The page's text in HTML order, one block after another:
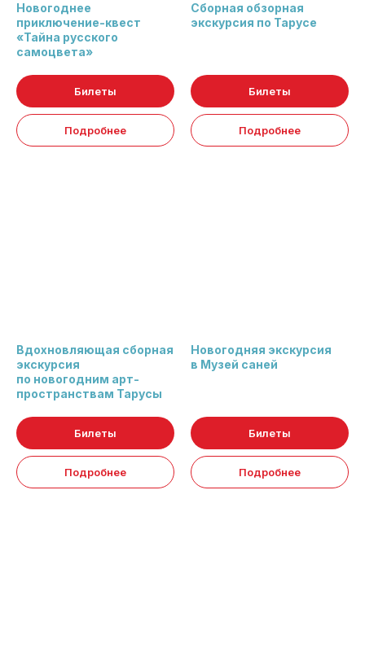
Новогоднее
приключение-квест
«Тайна русского
самоцвета»
Билеты
Подробнее
Сборная обзорная
экскурсия по Тарусе
Билеты
Подробнее
Вдохновляющая сборная
экскурсия
по новогодним арт-
пространствам Тарусы
Билеты
Подробнее
Новогодняя экскурсия
в Музей саней
Билеты
Подробнее